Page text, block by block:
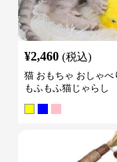
¥2,460 (税込)
猫 おもちゃ おしゃべ
もふもふ猫じゃらし